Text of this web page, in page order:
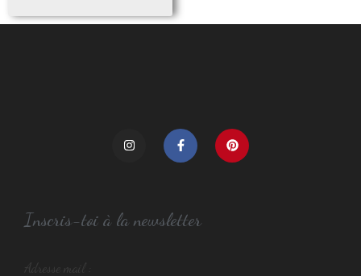
Inscris-toi à la newsletter
Adresse mail :